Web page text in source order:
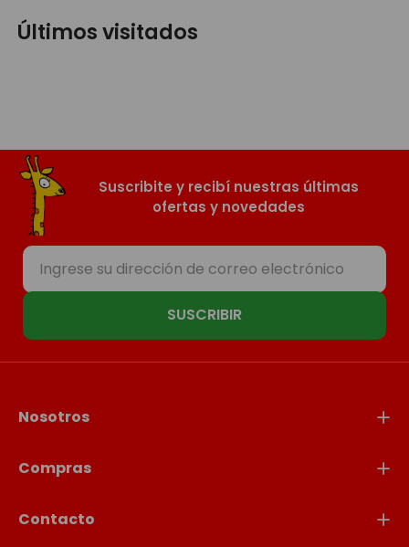
Últimos visitados
Suscribite y recibí nuestras últimas
ofertas y novedades
SUSCRIBIR
Nosotros
Compras
Contacto